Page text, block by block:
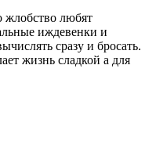
жлобство любят
иждевенки и
сразу и бросать.
жизнь сладкой а для